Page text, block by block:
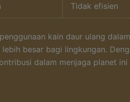
Tidak efisien
kain daur ulang
besar bagi lingkungan.
dalam menjaga planet ini